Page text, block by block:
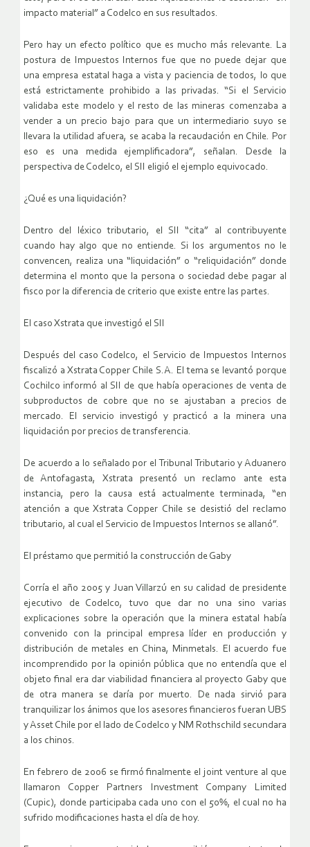
impacto material” a Codelco en sus resultados.
Pero hay un efecto político que es mucho más relevante. La
postura de Impuestos Internos fue que no puede dejar que
una empresa estatal haga a vista y paciencia de todos, lo que
está estrictamente prohibido a las privadas. “Si el Servicio
validaba este modelo y el resto de las mineras comenzaba a
vender a un precio bajo para que un intermediario suyo se
llevara la utilidad afuera, se acaba la recaudación en Chile. Por
eso es una medida ejemplificadora”, señalan. Desde la
perspectiva de Codelco, el SII eligió el ejemplo equivocado.
¿Qué es una liquidación?
Dentro del léxico tributario, el SII “cita” al contribuyente
cuando hay algo que no entiende. Si los argumentos no le
convencen, realiza una “liquidación” o “reliquidación” donde
determina el monto que la persona o sociedad debe pagar al
fisco por la diferencia de criterio que existe entre las partes.
El caso Xstrata que investigó el SII
Después del caso Codelco, el Servicio de Impuestos Internos
fiscalizó a Xstrata Copper Chile S.A. El tema se levantó porque
Cochilco informó al SII de que había operaciones de venta de
subproductos de cobre que no se ajustaban a precios de
mercado. El servicio investigó y practicó a la minera una
liquidación por precios de transferencia.
De acuerdo a lo señalado por el Tribunal Tributario y Aduanero
de Antofagasta, Xstrata presentó un reclamo ante esta
instancia, pero la causa está actualmente terminada, “en
atención a que Xstrata Copper Chile se desistió del reclamo
tributario, al cual el Servicio de Impuestos Internos se allanó”.
El préstamo que permitió la construcción de Gaby
Corría el año 2005 y Juan Villarzú en su calidad de presidente
ejecutivo de Codelco, tuvo que dar no una sino varias
explicaciones sobre la operación que la minera estatal había
convenido con la principal empresa líder en producción y
distribución de metales en China, Minmetals. El acuerdo fue
incomprendido por la opinión pública que no entendía que el
objeto final era dar viabilidad financiera al proyecto Gaby que
de otra manera se daría por muerto. De nada sirvió para
tranquilizar los ánimos que los asesores financieros fueran UBS
y Asset Chile por el lado de Codelco y NM Rothschild secundara
a los chinos.
En febrero de 2006 se firmó finalmente el joint venture al que
llamaron Copper Partners Investment Company Limited
(Cupic), donde participaba cada uno con el 50%, el cual no ha
sufrido modificaciones hasta el día de hoy.